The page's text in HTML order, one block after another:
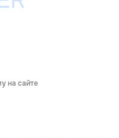
на сайте